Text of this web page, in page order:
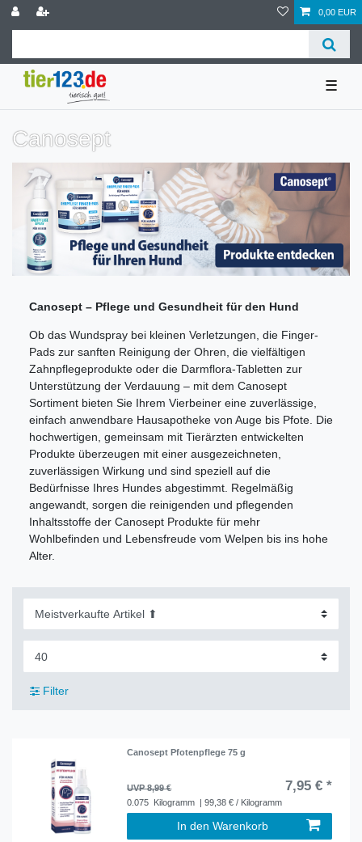
0,00 EUR
☰
Canosept
Canosept – Pflege und Gesundheit für den Hund
Ob das Wundspray bei kleinen Verletzungen, die Finger-
Pads zur sanften Reinigung der Ohren, die vielfältigen
Zahnpflegeprodukte oder die Darmflora-Tabletten zur
Unterstützung der Verdauung – mit dem Canosept
Sortiment bieten Sie Ihrem Vierbeiner eine zuverlässige,
einfach anwendbare Hausapotheke von Auge bis Pfote. Die
hochwertigen, gemeinsam mit Tierärzten entwickelten
Produkte überzeugen mit einer ausgezeichneten,
zuverlässigen Wirkung und sind speziell auf die
Bedürfnisse Ihres Hundes abgestimmt. Regelmäßig
angewandt, sorgen die reinigenden und pflegenden
Inhaltsstoffe der Canosept Produkte für mehr
Wohlbefinden und Lebensfreude vom Welpen bis ins hohe
Alter.
Filter
Canosept Pfotenpflege 75 g
UVP 8,99 € 7,95 € *
0.075 Kilogramm | 99,38 € / Kilogramm
In den Warenkorb